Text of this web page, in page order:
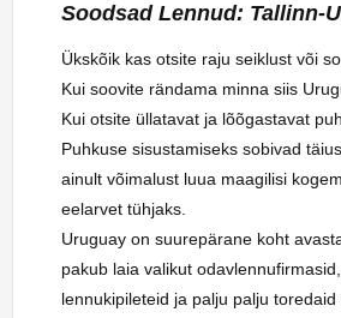
Soodsad Lennud: Tallinn-
Ükskõik kas otsite raju seiklust või
Kui soovite rändama minna siis
Kui otsite üllatavat ja lõõgastavat
Puhkuse sisustamiseks sobivad
ainult võimalust luua maagilisi
eelarvet tühjaks.
Uruguay on suurepärane koht
pakub laia valikut
lennukipileteid ja palju palju